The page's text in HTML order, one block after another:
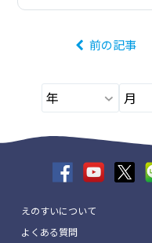
前の記事
えのすいについて
よくある質問